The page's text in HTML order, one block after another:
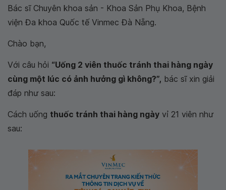
Bác sĩ Chuyên khoa sản - Khoa Sản Phụ Khoa, Bệnh
viện Đa khoa Quốc tế Vinmec Đà Nẵng.
Chào bạn,
Với câu hỏi “Uống 2 viên thuốc tránh thai hàng ngày
cùng một lúc có ảnh hưởng gì không?”, bác sĩ xin giải
đáp như sau:
Cách uống thuốc tránh thai hàng ngày vỉ 21 viên như
sau: